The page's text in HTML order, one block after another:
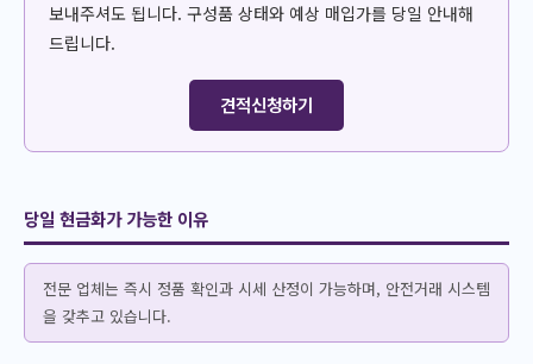
보내주셔도 됩니다. 구성품 상태와 예상 매입가를 당일 안내해
드립니다.
견적신청하기
당일 현금화가 가능한 이유
전문 업체는 즉시 정품 확인과 시세 산정이 가능하며, 안전거래 시스템
을 갖추고 있습니다.